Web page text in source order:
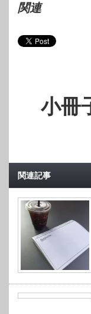
関連
小冊
関連記事